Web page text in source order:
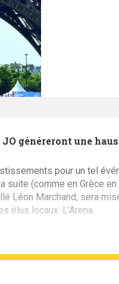
généreront une
pour un tel
suite (comme en Grèce
Léon Marchand, sera
élus locaux. L’Arena